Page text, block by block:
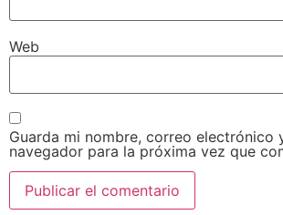
Web
Guarda mi nombre, correo electrónico
navegador para la próxima vez que